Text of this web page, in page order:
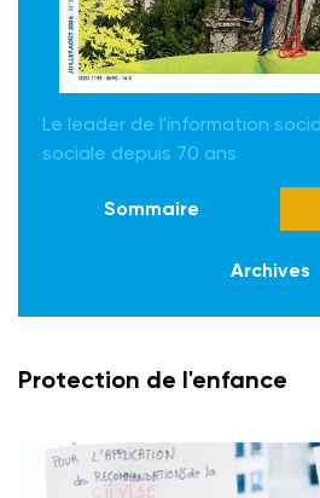
Le leader de l'information
sociale depuis 70 ans
Sommaire
Archives
Protection de l'enfance